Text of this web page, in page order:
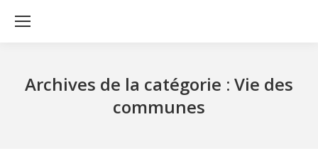
Archives de la catégorie : Vie des
communes